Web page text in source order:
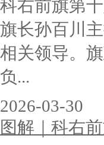
科右前旗第
旗长孙百川
相关领导。
负...
2026-03-30
图解｜科右